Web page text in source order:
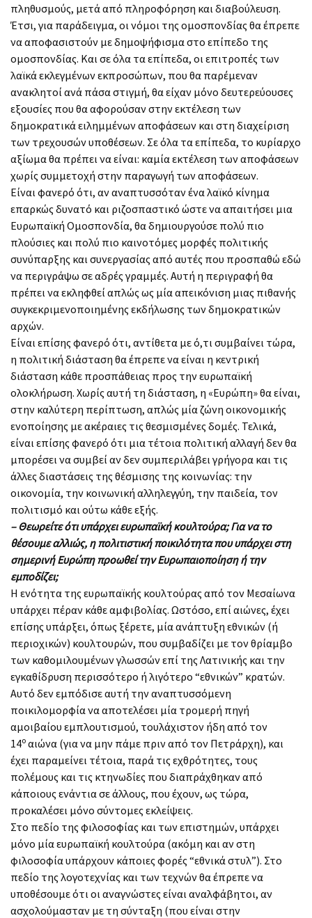
πληθυσμούς, μετά από πληροφόρηση και διαβούλευση.
Έτσι, για παράδειγμα, οι νόμοι της ομοσπονδίας θα έπρεπε
να αποφασιστούν με δημοψήφισμα στο επίπεδο της
ομοσπονδίας. Και σε όλα τα επίπεδα, οι επιτροπές των
λαϊκά εκλεγμένων εκπροσώπων, που θα παρέμεναν
ανακλητοί ανά πάσα στιγμή, θα είχαν μόνο δευτερεύουσες
εξουσίες που θα αφορούσαν στην εκτέλεση των
δημοκρατικά ειλημμένων αποφάσεων και στη διαχείριση
των τρεχουσών υποθέσεων. Σε όλα τα επίπεδα, το κυρίαρχο
αξίωμα θα πρέπει να είναι: καμία εκτέλεση των αποφάσεων
χωρίς συμμετοχή στην παραγωγή των αποφάσεων.
Είναι φανερό ότι, αν αναπτυσσόταν ένα λαϊκό κίνημα
επαρκώς δυνατό και ριζοσπαστικό ώστε να απαιτήσει μια
Ευρωπαϊκή Ομοσπονδία, θα δημιουργούσε πολύ πιο
πλούσιες και πολύ πιο καινοτόμες μορφές πολιτικής
συνύπαρξης και συνεργασίας από αυτές που προσπαθώ εδώ
να περιγράψω σε αδρές γραμμές. Αυτή η περιγραφή θα
πρέπει να εκληφθεί απλώς ως μία απεικόνιση μιας πιθανής
συγκεκριμενοποιημένης εκδήλωσης των δημοκρατικών
αρχών.
Είναι επίσης φανερό ότι, αντίθετα με ό,τι συμβαίνει τώρα,
η πολιτική διάσταση θα έπρεπε να είναι η κεντρική
διάσταση κάθε προσπάθειας προς την ευρωπαϊκή
ολοκλήρωση. Χωρίς αυτή τη διάσταση, η «Ευρώπη» θα είναι,
στην καλύτερη περίπτωση, απλώς μία ζώνη οικονομικής
ενοποίησης με ακέραιες τις θεσμισμένες δομές. Τελικά,
είναι επίσης φανερό ότι μια τέτοια πολιτική αλλαγή δεν θα
μπορέσει να συμβεί αν δεν συμπεριλάβει γρήγορα και τις
άλλες διαστάσεις της θέσμισης της κοινωνίας: την
οικονομία, την κοινωνική αλληλεγγύη, την παιδεία, τον
πολιτισμό και ούτω κάθε εξής.
– Θεωρείτε ότι υπάρχει ευρωπαϊκή κουλτούρα; Για να το
θέσουμε αλλιώς, η πολιτιστική ποικιλότητα που υπάρχει στη
σημερινή Ευρώπη προωθεί την Ευρωπαιοποίηση ή την
εμποδίζει;
Η ενότητα της ευρωπαϊκής κουλτούρας από τον Μεσαίωνα
υπάρχει πέραν κάθε αμφιβολίας. Ωστόσο, επί αιώνες, έχει
επίσης υπάρξει, όπως ξέρετε, μία ανάπτυξη εθνικών (ή
περιοχικών) κουλτουρών, που συμβαδίζει με τον θρίαμβο
των καθομιλουμένων γλωσσών επί της Λατινικής και την
εγκαθίδρυση περισσότερο ή λιγότερο “εθνικών” κρατών.
Αυτό δεν εμπόδισε αυτή την αναπτυσσόμενη
ποικιλομορφία να αποτελέσει μία τρομερή πηγή
αμοιβαίου εμπλουτισμού, τουλάχιστον ήδη από τον
14ο αιώνα (για να μην πάμε πριν από τον Πετράρχη), και
έχει παραμείνει τέτοια, παρά τις εχθρότητες, τους
πολέμους και τις κτηνωδίες που διαπράχθηκαν από
κάποιους ενάντια σε άλλους, που έχουν, ως τώρα,
προκαλέσει μόνο σύντομες εκλείψεις.
Στο πεδίο της φιλοσοφίας και των επιστημών, υπάρχει
μόνο μία ευρωπαϊκή κουλτούρα (ακόμη και αν στη
φιλοσοφία υπάρχουν κάποιες φορές “εθνικά στυλ”). Στο
πεδίο της λογοτεχνίας και των τεχνών θα έπρεπε να
υποθέσουμε ότι οι αναγνώστες είναι αναλφάβητοι, αν
ασχολούμασταν με τη σύνταξη (που είναι στην